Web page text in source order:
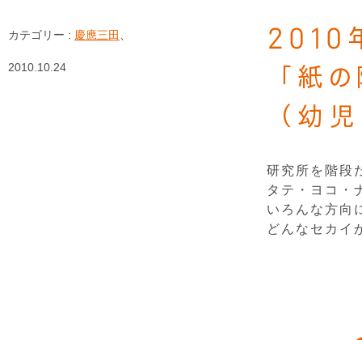
2010
「紙
（幼
研究所を階段
タテ・ヨコ・
いろんな方向
どんなセカイ
カテゴリー : 慶應三田
2010.10.24